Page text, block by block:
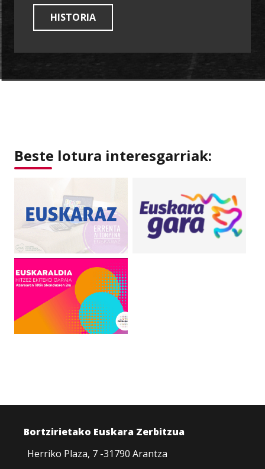
HISTORIA
Beste lotura interesgarriak:
Bortzirietako Euskara Zerbitzua
Herriko Plaza, 7 -31790 Arantza